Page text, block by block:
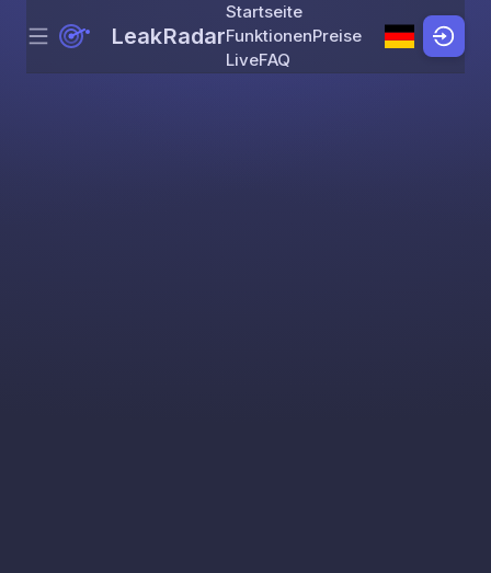
Skip to content
Menu LeakRadar
Startseite
FunktionenPreise
LiveFAQ